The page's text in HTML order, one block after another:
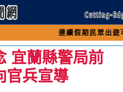
連續假期民眾出遊可先撥打交
宜蘭縣警局前
官兵宣導